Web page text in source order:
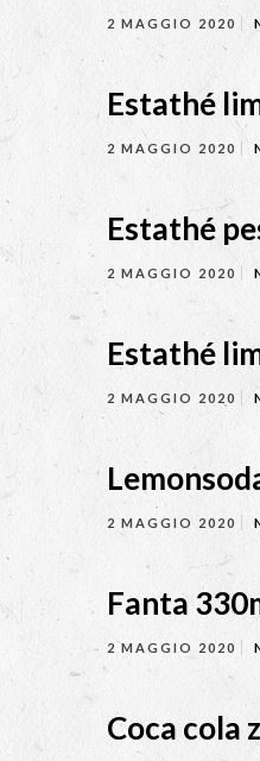
2 MAGGIO 2020
Estathé
2 MAGGIO 2020
Estathé
2 MAGGIO 2020
Estathé
2 MAGGIO 2020
2 MAGGIO 2020
Fanta
2 MAGGIO 2020
Coca cola